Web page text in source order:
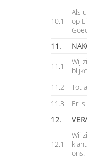
10.1
Als
op
11.
11.1
Wij
11.2
Tot
11.3
Er
12.
12.1
Wij
ons.